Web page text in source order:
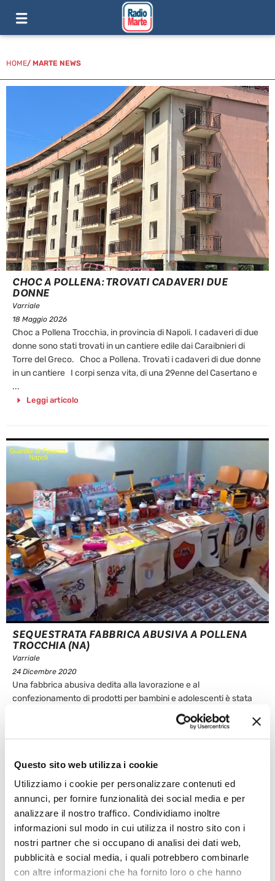
Questo sito web utilizza i cookie
Utilizziamo i cookie per personalizzare contenuti ed
annunci, per fornire funzionalità dei social media e per
analizzare il nostro traffico. Condividiamo inoltre
informazioni sul modo in cui utilizza il nostro sito con i
nostri partner che si occupano di analisi dei dati web,
pubblicità e social media, i quali potrebbero combinarle
con altre informazioni che ha fornito loro o che hanno
HOME/ MARTE NEWS
CHOC A POLLENA: TROVATI CADAVERI DUE
DONNE
Varriale
18 Maggio 2026
Choc a Pollena Trocchia, in provincia di Napoli. I cadaveri di due
donne sono stati trovati in un cantiere edile dai Caraibnieri di
Torre del Greco. Choc a Pollena. Trovati i cadaveri di due donne
in un cantiere I corpi senza vita, di una 29enne del Casertano e
...
Leggi articolo
SEQUESTRATA FABBRICA ABUSIVA A POLLENA
TROCCHIA (NA)
Varriale
24 Dicembre 2020
Una fabbrica abusiva dedita alla lavorazione e al
confezionamento di prodotti per bambini e adolescenti è stata
sequestrata dalla Guardia di Finanza a Pollena Trocchia. I Baschi
Verdi hanno scoperto più di 22.400 tra giocattoli, materiale
scolastico e tazze in porcellana contraffatti e 1.160 mascherine
Leggi articolo